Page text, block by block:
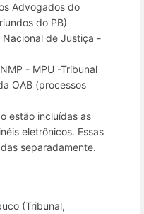
Advogados do
do PB)
Nacional de Justiça -
- MPU -Tribunal
OAB (processos
estão incluídas as
eletrônicos. Essas
separadamente.
(Tribunal,